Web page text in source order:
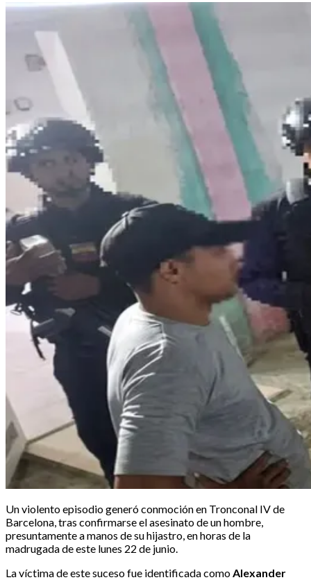
Un violento episodio generó conmoción en Tronconal IV de
Barcelona, tras confirmarse el asesinato de un hombre,
presuntamente a manos de su hijastro, en horas de la
madrugada de este lunes 22 de junio.
La víctima de este suceso fue identificada comoAlexander